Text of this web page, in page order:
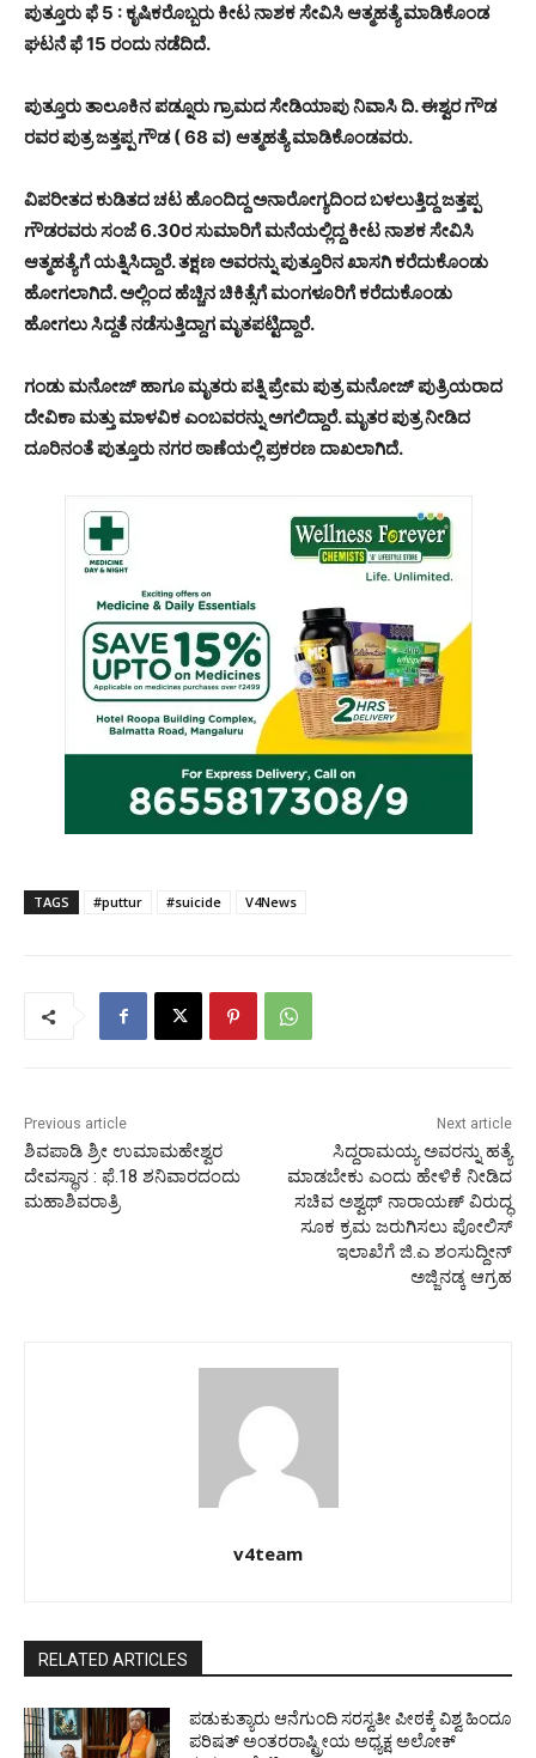
ಪುತ್ತೂರು ಫೆ 5 : ಕೃಷಿಕರೊಬ್ಬರು ಕೀಟ ನಾಶಕ ಸೇವಿಸಿ ಆತ್ಮಹತ್ಯೆ ಮಾಡಿಕೊಂಡ
ಘಟನೆ ಫೆ 15 ರಂದು ನಡೆದಿದೆ.
ಪುತ್ತೂರು ತಾಲೂಕಿನ ಪಡ್ನೂರು ಗ್ರಾಮದ ಸೇಡಿಯಾಪು ನಿವಾಸಿ ದಿ. ಈಶ್ವರ ಗೌಡ
ರವರ ಪುತ್ರ ಜತ್ತಪ್ಪ ಗೌಡ ( 68 ವ) ಆತ್ಮಹತ್ಯೆ ಮಾಡಿಕೊಂಡವರು.
ವಿಪರೀತದ ಕುಡಿತದ ಚಟ ಹೊಂದಿದ್ದ ಅನಾರೋಗ್ಯದಿಂದ ಬಳಲುತ್ತಿದ್ದ ಜತ್ತಪ್ಪ
ಗೌಡರವರು ಸಂಜೆ 6.30ರ ಸುಮಾರಿಗೆ ಮನೆಯಲ್ಲಿದ್ದ ಕೀಟ ನಾಶಕ ಸೇವಿಸಿ
ಆತ್ಮಹತ್ಯೆಗೆ ಯತ್ನಿಸಿದ್ದಾರೆ. ತಕ್ಷಣ ಅವರನ್ನು ಪುತ್ತೂರಿನ ಖಾಸಗಿ ಕರೆದುಕೊಂಡು
ಹೋಗಲಾಗಿದೆ. ಅಲ್ಲಿಂದ ಹೆಚ್ಚಿನ ಚಿಕಿತ್ಸೆಗೆ ಮಂಗಳೂರಿಗೆ ಕರೆದುಕೊಂಡು
ಹೋಗಲು ಸಿದ್ದತೆ ನಡೆಸುತ್ತಿದ್ದಾಗ ಮೃತಪಟ್ಟಿದ್ದಾರೆ.
ಗಂಡು ಮನೋಜ್ ಹಾಗೂ ಮೃತರು ಪತ್ನಿ ಪ್ರೇಮ ಪುತ್ರ ಮನೋಜ್ ಪುತ್ರಿಯರಾದ
ದೇವಿಕಾ ಮತ್ತು ಮಾಳವಿಕ ಎಂಬವರನ್ನು ಅಗಲಿದ್ದಾರೆ. ಮೃತರ ಪುತ್ರ ನೀಡಿದ
ದೂರಿನಂತೆ ಪುತ್ತೂರು ನಗರ ಠಾಣೆಯಲ್ಲಿ ಪ್ರಕರಣ ದಾಖಲಾಗಿದೆ.
TAGS #puttur #suicide V4News
Previous article
ಶಿವಪಾಡಿ ಶ್ರೀ ಉಮಾಮಹೇಶ್ವರ
ದೇವಸ್ಥಾನ : ಫೆ.18 ಶನಿವಾರದಂದು
ಮಹಾಶಿವರಾತ್ರಿ
Next article
ಸಿದ್ದರಾಮಯ್ಯ ಅವರನ್ನು ಹತ್ಯೆ
ಮಾಡಬೇಕು ಎಂದು ಹೇಳಿಕೆ ನೀಡಿದ
ಸಚಿವ ಅಶ್ವಥ್ ನಾರಾಯಣ್ ವಿರುದ್ಧ
ಸೂಕ ಕ್ರಮ ಜರುಗಿಸಲು ಪೋಲಿಸ್
ಇಲಾಖೆಗೆ ಜಿ.ಎ ಶಂಸುದ್ದೀನ್
ಅಜ್ಜಿನಡ್ಕ ಆಗ್ರಹ
v4team
RELATED ARTICLES
ಪಡುಕುತ್ಯಾರು ಆನೆಗುಂದಿ ಸರಸ್ವತೀ ಪೀಠಕ್ಕೆ ವಿಶ್ವ ಹಿಂದೂ
ಪರಿಷತ್ ಅಂತರರಾಷ್ಟ್ರೀಯ ಅಧ್ಯಕ್ಷ ಅಲೋಕ್